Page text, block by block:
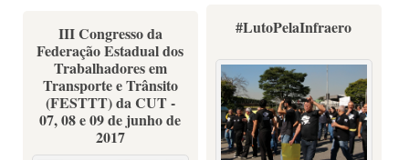
#LutoPelaInfraero
III Congresso da
Federação Estadual dos
Trabalhadores em
Transporte e Trânsito
(FESTTT) da CUT -
07, 08 e 09 de junho de
2017